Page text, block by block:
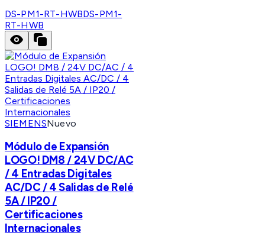
DS-PM1-RT-HWBDS-PM1-
RT-HWB
SIEMENSNuevo
Módulo de Expansión
LOGO! DM8 / 24V DC/AC
/ 4 Entradas Digitales
AC/DC / 4 Salidas de Relé
5A / IP20 /
Certificaciones
Internacionales